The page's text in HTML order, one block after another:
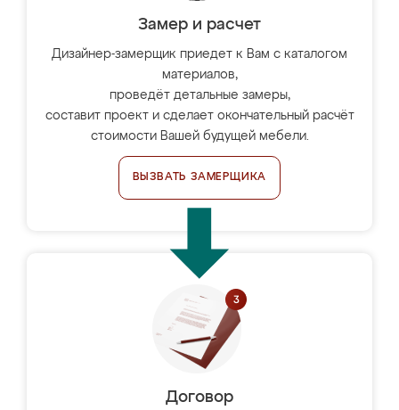
Замер и расчет
Дизайнер-замерщик приедет к Вам с каталогом
материалов,
проведёт детальные замеры,
составит проект и сделает окончательный расчёт
стоимости Вашей будущей мебели.
ВЫЗВАТЬ ЗАМЕРЩИКА
Договор